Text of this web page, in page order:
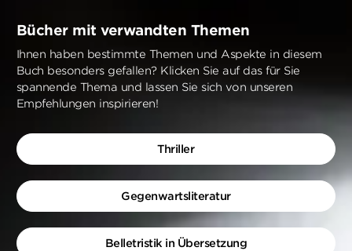
Bücher mit verwandten Themen
Ihnen haben bestimmte Themen und Aspekte in diesem
Buch besonders gefallen? Klicken Sie auf das für Sie
spannende Thema und lassen Sie sich von unseren
Empfehlungen inspirieren!
Thriller
Gegenwartsliteratur
Belletristik in Übersetzung